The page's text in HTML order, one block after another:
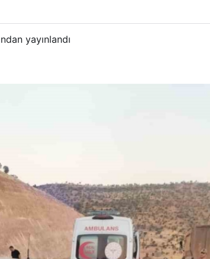
yayınlandı